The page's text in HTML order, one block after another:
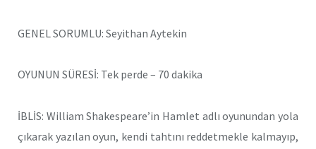
GENEL SORUMLU: Seyithan Aytekin
OYUNUN SÜRESİ: Tek perde – 70 dakika
İBLİS: William Shakespeare’in Hamlet adlı oyunundan yola
çıkarak yazılan oyun, kendi tahtını reddetmekle kalmayıp,